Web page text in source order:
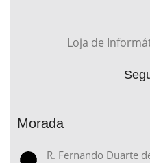
Loja de
Morada
R. Fernando Duarte